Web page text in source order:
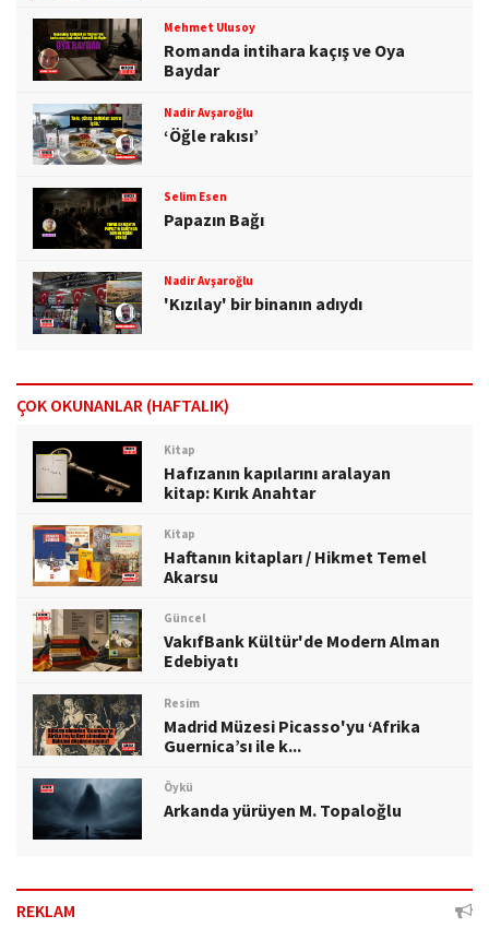
Mehmet Ulusoy
Romanda intihara kaçış ve Oya
Baydar
Nadir Avşaroğlu
‘Öğle rakısı’
Selim Esen
Papazın Bağı
Nadir Avşaroğlu
'Kızılay' bir binanın adıydı
ÇOK OKUNANLAR (HAFTALIK)
Kitap
Hafızanın kapılarını aralayan
kitap: Kırık Anahtar
Kitap
Haftanın kitapları / Hikmet Temel
Akarsu
Güncel
VakıfBank Kültür'de Modern Alman
Edebiyatı
Resim
Madrid Müzesi Picasso'yu ‘Afrika
Guernica’sı ile k...
Öykü
Arkanda yürüyen M. Topaloğlu
REKLAM